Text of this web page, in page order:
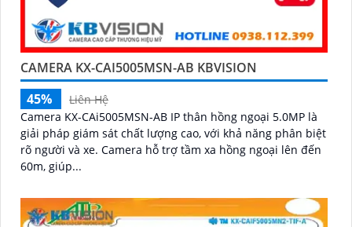
CAMERA KX-CAI5005MSN-AB KBVISION
45%
Liên Hệ
Camera KX-CAi5005MSN-AB IP thân hồng ngoại 5.0MP là
giải pháp giám sát chất lượng cao, với khả năng phân biệt
rõ người và xe. Camera hỗ trợ tầm xa hồng ngoại lên đến
60m, giúp...